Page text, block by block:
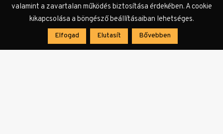
valamint a zavartalan működés biztosítása érdekében. A cookie
kikapcsolása a böngésző beállításaiban lehetséges.
Elfogad Elutasít Bővebben